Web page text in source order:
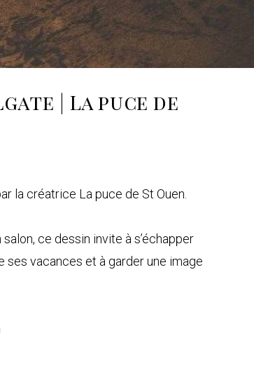
| La puce de
la créatrice La puce de St Ouen.
ce dessin invite à s’échapper
ses vacances et à garder une image